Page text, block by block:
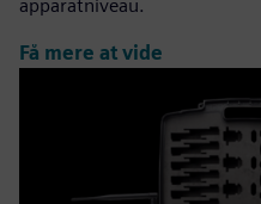
apparatniveau.
Få mere at vide